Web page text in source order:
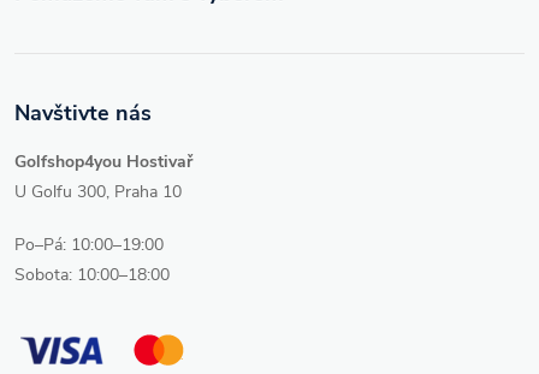
Navštivte nás
Golfshop4you Hostivař
U Golfu 300, Praha 10
Po–Pá: 10:00–19:00
Sobota: 10:00–18:00